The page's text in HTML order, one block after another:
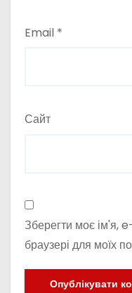
Email *
Сайт
Зберегти моє ім'я,
браузері для моїх